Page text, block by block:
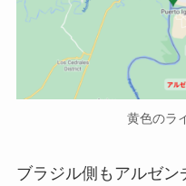
黄色のラ
ブラジル側もアルゼ